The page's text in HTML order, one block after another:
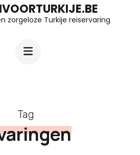
zorgeloze Turkije reiservaring
Tag